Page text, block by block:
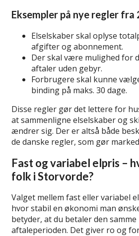
Eksempler på nye regler
Elselskaber skal oplyse
afgifter og abonnement.
Der skal være mulighed for
aftaler uden gebyr.
Forbrugere skal kunne
binding på maks. 30 dage.
Disse regler gør det lettere for
at sammenligne elselskaber og
ændrer sig. Der er altså både
de danske regler, som gør
Fast og variabel elpris –
folk i Storvorde?
Valget mellem fast eller variabel
hvor stabil en økonomi man
betyder, at du betaler den
aftaleperioden. Det giver ro og